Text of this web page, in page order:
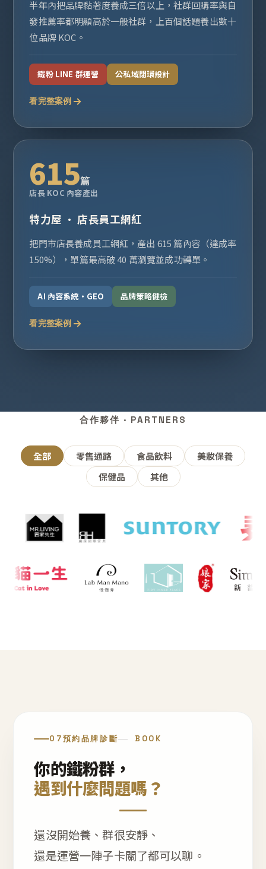
半年內把品牌黏著度養成三倍以上，社群回購率與自
發推薦率都明顯高於一般社群，上百個話題養出數十
位品牌 KOC。
鐵粉 LINE 群運營 公私域閉環設計
看完整案例
615篇
店長 KOC 內容產出
特力屋 · 店長員工網紅
把門市店長養成員工網紅，產出 615 篇內容（達成率
150%），單篇最高破 40 萬瀏覽並成功轉單。
AI 內容系統・GEO 品牌策略健檢
看完整案例
合作夥伴 · PARTNERS
全部 零售通路 食品飲料
美妝保養
保健品
其他
07預約品牌診斷 BOOK
你的鐵粉群，
遇到什麼問題嗎？
還沒開始養、群很安靜、
還是運營一陣子卡關了都可以聊。